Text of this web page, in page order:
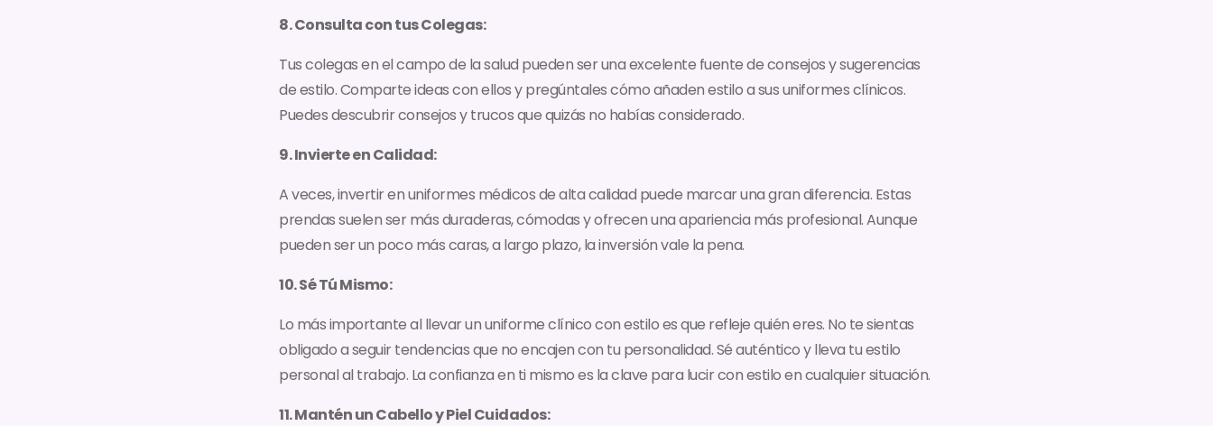
8. Consulta con tus Colegas:
Tus colegas en el campo de la salud pueden ser una excelente fuente de consejos y sugerencias
de estilo. Comparte ideas con ellos y pregúntales cómo añaden estilo a sus uniformes clínicos.
Puedes descubrir consejos y trucos que quizás no habías considerado.
9. Invierte en Calidad:
A veces, invertir en uniformes médicos de alta calidad puede marcar una gran diferencia. Estas
prendas suelen ser más duraderas, cómodas y ofrecen una apariencia más profesional. Aunque
pueden ser un poco más caras, a largo plazo, la inversión vale la pena.
10. Sé Tú Mismo:
Lo más importante al llevar un uniforme clínico con estilo es que refleje quién eres. No te sientas
obligado a seguir tendencias que no encajen con tu personalidad. Sé auténtico y lleva tu estilo
personal al trabajo. La confianza en ti mismo es la clave para lucir con estilo en cualquier situación.
11. Mantén un Cabello y Piel Cuidados: